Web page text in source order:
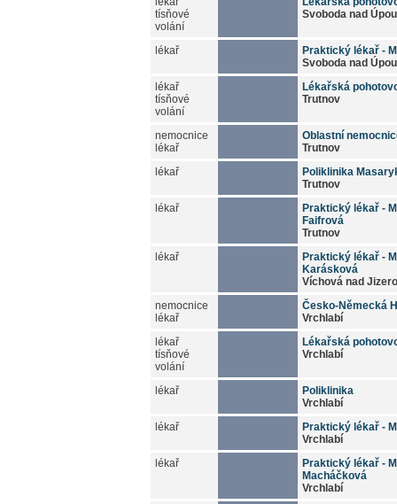
tísňové
volání
Svoboda nad Úpou
lékař
Praktický lékař -
Svoboda nad Úpou
lékař
tísňové
volání
Lékařská
Trutnov
nemocnice
lékař
Oblastní
Trutnov
lékař
Poliklinika
Trutnov
lékař
Praktický lékař -
Faifrová
Trutnov
lékař
Praktický lékař -
Karásková
Víchová nad
nemocnice
lékař
Česko-Německá
Vrchlabí
lékař
tísňové
volání
Lékařská
Vrchlabí
lékař
Poliklinika
Vrchlabí
lékař
Praktický lékař -
Vrchlabí
lékař
Praktický lékař -
Macháčková
Vrchlabí